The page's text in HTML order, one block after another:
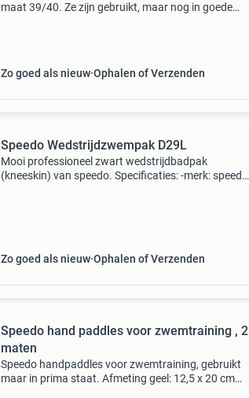
maat 39/40. Ze zijn gebruikt, maar nog in goede
Zo goed als nieuw Ophalen of Verzenden
Speedo Wedstrijdzwempak D29L
Mooi professioneel zwart wedstrijdbadpak
(kneeskin) van speedo. Specificaties: -merk: speedo
Zo goed als nieuw Ophalen of Verzenden
Speedo hand paddles voor zwemtraining , 2
maten
Speedo handpaddles voor zwemtraining, gebruikt
maar in prima staat. Afmeting geel: 12,5 x 20 cm